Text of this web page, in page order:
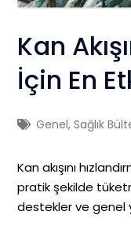
Kan
İçin En
Genel,Sağlık
Kan akışını
pratik şekilde
destekler ve genel